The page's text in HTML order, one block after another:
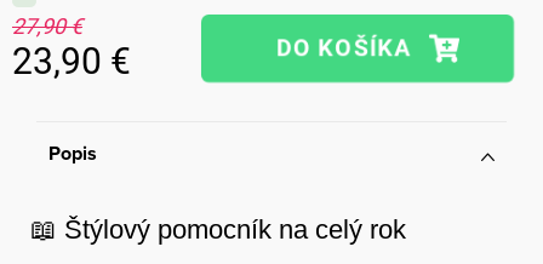
27,90 €
23,90 €
Popis
📖 Štýlový pomocník na celý rok